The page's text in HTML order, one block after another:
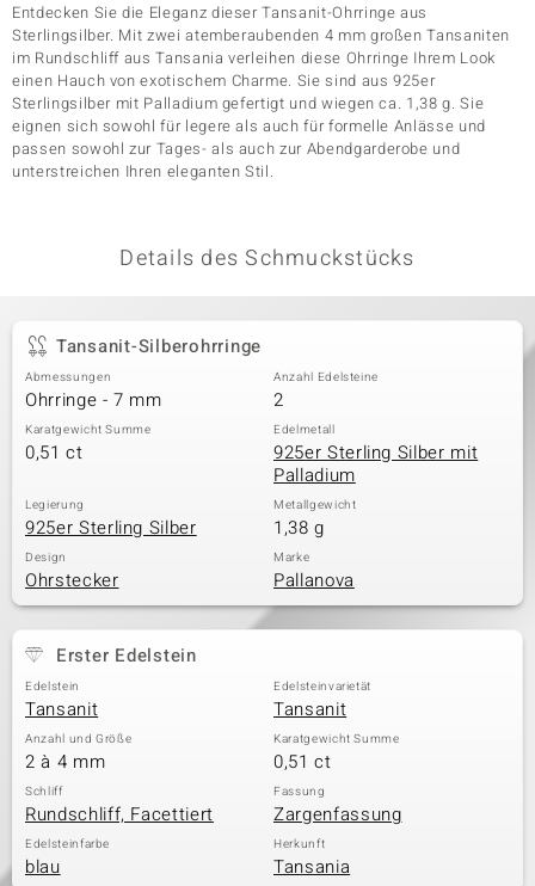
Entdecken Sie die Eleganz dieser Tansanit-Ohrringe aus
Sterlingsilber. Mit zwei atemberaubenden 4 mm großen Tansaniten
im Rundschliff aus Tansania verleihen diese Ohrringe Ihrem Look
einen Hauch von exotischem Charme. Sie sind aus 925er
Sterlingsilber mit Palladium gefertigt und wiegen ca. 1,38 g. Sie
eignen sich sowohl für legere als auch für formelle Anlässe und
passen sowohl zur Tages- als auch zur Abendgarderobe und
unterstreichen Ihren eleganten Stil.
Details des Schmuckstücks
Tansanit-Silberohrringe
Abmessungen
Ohrringe - 7 mm
Anzahl Edelsteine
2
Karatgewicht Summe
0,51 ct
Edelmetall
925er Sterling Silber mit
Palladium
Legierung
925er Sterling Silber
Metallgewicht
1,38 g
Design
Ohrstecker
Marke
Pallanova
Erster Edelstein
Edelstein
Tansanit
Edelsteinvarietät
Tansanit
Anzahl und Größe
2 à 4 mm
Karatgewicht Summe
0,51 ct
Schliff
Rundschliff, Facettiert
Fassung
Zargenfassung
Edelsteinfarbe
blau
Herkunft
Tansania